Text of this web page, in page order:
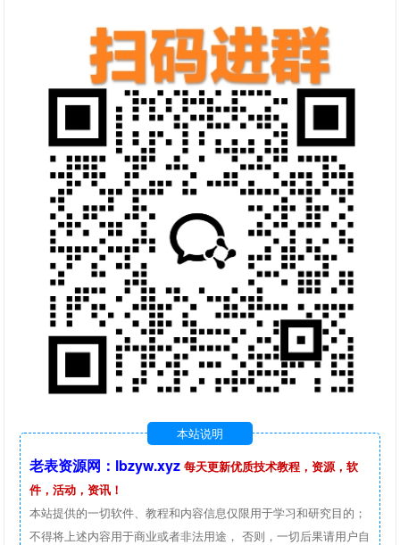
本站说明
老表资源网：lbzyw.xyz 每天更新优质技术教程，资源，软
件，活动，资讯！
本站提供的一切软件、教程和内容信息仅限用于学习和研究目的；
不得将上述内容用于商业或者非法用途， 否则，一切后果请用户自